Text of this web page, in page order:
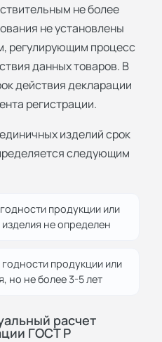
не более
не установлены
регулирующим процесс
данных товаров. В
действия декларации
регистрации.
изделий срок
следующим
продукции или
не определен
продукции или
но не более 3-5 лет
расчет
ГОСТ Р